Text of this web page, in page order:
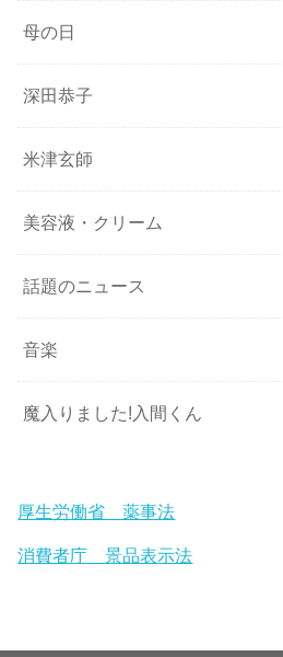
母の日
深田恭子
米津玄師
美容液・クリーム
話題のニュース
音楽
魔入りました!入間くん
厚生労働省 薬事法
消費者庁 景品表示法